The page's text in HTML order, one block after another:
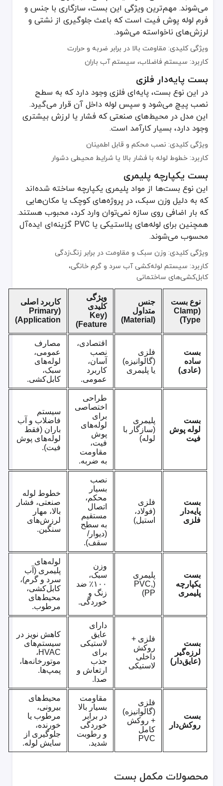
می‌شوند. مهم‌ترین ویژگی این بست، سازگاری با جنس و
فرم لوله پوش فیت است که باعث جلوگیری از نشتی و
لرزش‌های ناخواسته می‌شود.
ویژگی کلیدی: مقاومت بالا در برابر ضربه و حرارت
کاربرد: سیستم فاضلاب، سیستم آب باران
بست پایه‌دار فلزی
در این نوع بست، پایه‌ای فلزی وجود دارد که به سطح
نصب پیچ می‌شود و سپس لوله داخل آن قرار می‌گیرد.
این مدل در محیط‌های صنعتی که فشار یا لرزش بیشتری
وجود دارد، بسیار کارآمد است.
ویژگی کلیدی: نصب محکم و قابل اطمینان
کاربرد: خطوط لوله با فشار بالا یا شرایط محیطی دشوار
بست یکپارچه پلیمری
این نوع بست‌ها از مواد پلیمری یکپارچه ساخته شده‌اند
که به دلیل وزن سبک، در پروژه‌های کوچک یا مکان‌هایی
که بار اضافی روی سازه نمی‌توان وارد کرد، محبوب هستند.
همچنین برای لوله‌های پلاستیکی یا PVC گزینه‌ای ایده‌آل
محسوب می‌شوند.
ویژگی کلیدی: وزن سبک و مقاومت در برابر زنگ‌زدگی
کاربرد: سیستم لوله‌کشی آب سرد و گرم خانگی،
کابل‌کشی‌های ساختمانی
نوع بست
(Clamp
Type)
جنس
متداول
(Material)
ویژگی
کلیدی
(Key
Feature)
کاربرد اصلی
(Primary
Application)
بست
ساده
(عادی)
فلزی
(گالوانیزه)
یا پلیمری
اقتصادی،
نصب
آسان،
کاربرد
عمومی.
مصارف
عمومی،
لوله‌های
سبک،
کابل‌کشی.
بست
لوله پوش
فیت
پلیمری
(سازگار با
لوله)
طراحی
اختصاصی
برای
لوله‌های
پوش
فیت،
مقاومت
به ضربه.
سیستم
فاضلاب و آب
باران (فقط
لوله‌های پوش
فیت).
بست
پایه‌دار
فلزی
فلزی
(فولاد،
استیل)
نصب
بسیار
محکم،
اتصال
مستقیم
به سطح
(دیوار/
سقف).
خطوط لوله
صنعتی، فشار
بالا، مهار
لرزش‌های
سنگین.
بست
یکپارچه
پلیمری
پلیمری
(PVC,
PP)
وزن
سبک،
۱۰۰٪ ضد
زنگ و
خوردگی.
لوله‌های
پلیمری (آب
سرد و گرم)،
کابل‌کشی،
محیط‌های
مرطوب.
بست
لرزه‌گیر
(عایق‌دار)
فلزی +
روکش
داخلی
لاستیکی
دارای
عایق
لاستیکی
برای
جذب
ارتعاش و
صدا.
کاهش نویز در
سیستم‌های
HVAC،
موتورخانه‌ها،
پمپ‌ها.
بست
روکش‌دار
فلزی
(گالوانیزه)
+ روکش
کامل
PVC
مقاومت
بسیار بالا
در برابر
خوردگی
و رطوبت
شدید.
محیط‌های
بیرونی،
مرطوب یا
خورنده،
جلوگیری از
سایش لوله.
محصولات مکمل بست